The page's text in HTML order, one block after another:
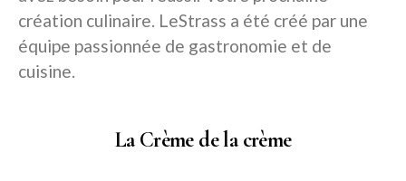
création culinaire. LeStrass a été créé par une
équipe passionnée de gastronomie et de
cuisine.
La Crème de la crème